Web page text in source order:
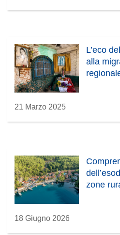
L’eco
alla
21 Marzo 2025
zone
18 Giugno 2026